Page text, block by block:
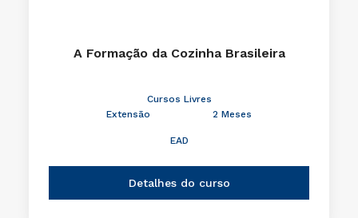
A Formação da Cozinha Brasileira
Cursos Livres
Extensão
2 Meses
EAD
Detalhes do curso